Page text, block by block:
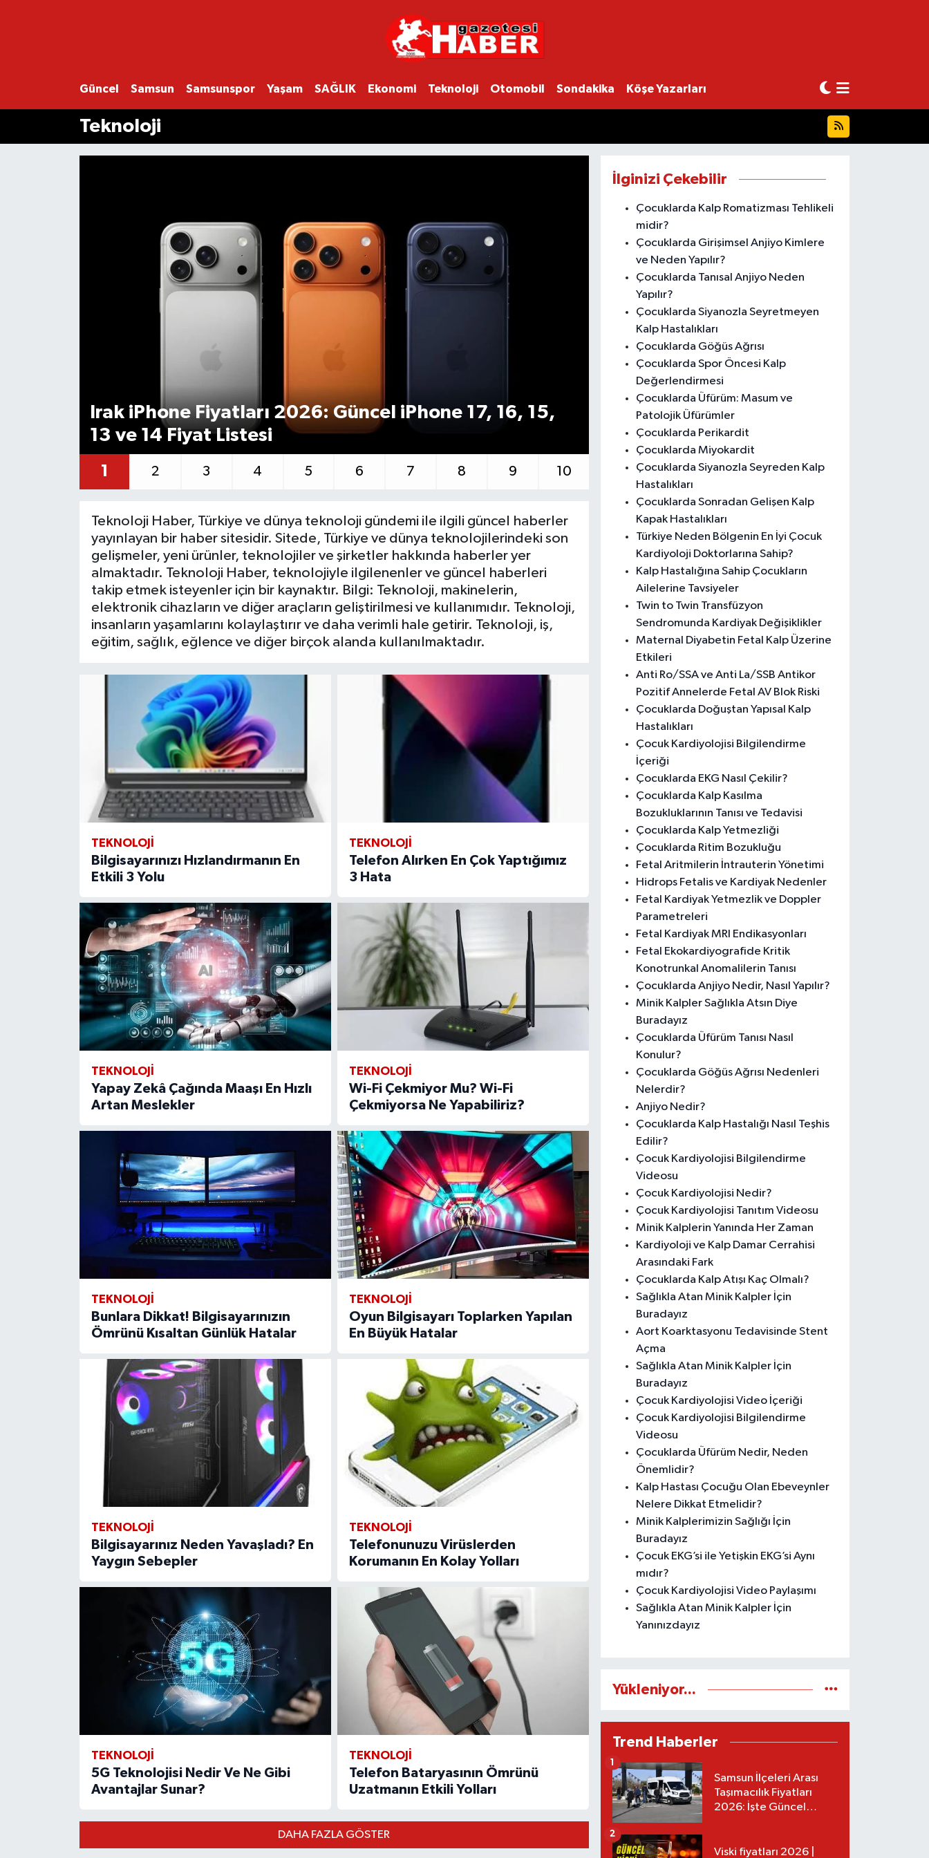
Güncel Samsun Samsunspor Yaşam SAĞLIK Ekonomi Teknoloji Otomobil Sondakika Köşe Yazarları
Teknoloji
Irak iPhone Fiyatları 2026: Güncel iPhone 17, 16, 15,
13 ve 14 Fiyat Listesi
Vergisiz iPhone Fiyatları 2026:
Kadar Öderdiniz?
1 2 3 4 5 6 7 8 9 10
Teknoloji Haber, Türkiye ve dünya teknoloji gündemi ile ilgili güncel haberler
yayınlayan bir haber sitesidir. Sitede, Türkiye ve dünya teknolojilerindeki son
gelişmeler, yeni ürünler, teknolojiler ve şirketler hakkında haberler yer
almaktadır. Teknoloji Haber, teknolojiyle ilgilenenler ve güncel haberleri
takip etmek isteyenler için bir kaynaktır. Bilgi: Teknoloji, makinelerin,
elektronik cihazların ve diğer araçların geliştirilmesi ve kullanımıdır. Teknoloji,
insanların yaşamlarını kolaylaştırır ve daha verimli hale getirir. Teknoloji, iş,
eğitim, sağlık, eğlence ve diğer birçok alanda kullanılmaktadır.
TEKNOLOJI
Bilgisayarınızı Hızlandırmanın En
Etkili 3 Yolu
TEKNOLOJI
Telefon Alırken En Çok Yaptığımız
3 Hata
TEKNOLOJI
Yapay Zekâ Çağında Maaşı En Hızlı
Artan Meslekler
TEKNOLOJI
Wi-Fi Çekmiyor Mu? Wi-Fi
Çekmiyorsa Ne Yapabiliriz?
TEKNOLOJI
Bunlara Dikkat! Bilgisayarınızın
Ömrünü Kısaltan Günlük Hatalar
TEKNOLOJI
Oyun Bilgisayarı Toplarken Yapılan
En Büyük Hatalar
TEKNOLOJI
Bilgisayarınız Neden Yavaşladı? En
Yaygın Sebepler
TEKNOLOJI
Telefonunuzu Virüslerden
Korumanın En Kolay Yolları
TEKNOLOJI
5G Teknolojisi Nedir Ve Ne Gibi
Avantajlar Sunar?
TEKNOLOJI
Telefon Bataryasının Ömrünü
Uzatmanın Etkili Yolları
DAHA FAZLA GÖSTER
İlginizi Çekebilir
Çocuklarda Kalp Romatizması Tehlikeli
midir?
Çocuklarda Girişimsel Anjiyo Kimlere
ve Neden Yapılır?
Çocuklarda Tanısal Anjiyo Neden
Yapılır?
Çocuklarda Siyanozla Seyretmeyen
Kalp Hastalıkları
Çocuklarda Göğüs Ağrısı
Çocuklarda Spor Öncesi Kalp
Değerlendirmesi
Çocuklarda Üfürüm: Masum ve
Patolojik Üfürümler
Çocuklarda Perikardit
Çocuklarda Miyokardit
Çocuklarda Siyanozla Seyreden Kalp
Hastalıkları
Çocuklarda Sonradan Gelişen Kalp
Kapak Hastalıkları
Türkiye Neden Bölgenin En İyi Çocuk
Kardiyoloji Doktorlarına Sahip?
Kalp Hastalığına Sahip Çocukların
Ailelerine Tavsiyeler
Twin to Twin Transfüzyon
Sendromunda Kardiyak Değişiklikler
Maternal Diyabetin Fetal Kalp Üzerine
Etkileri
Anti Ro/SSA ve Anti La/SSB Antikor
Pozitif Annelerde Fetal AV Blok Riski
Çocuklarda Doğuştan Yapısal Kalp
Hastalıkları
Çocuk Kardiyolojisi Bilgilendirme
İçeriği
Çocuklarda EKG Nasıl Çekilir?
Çocuklarda Kalp Kasılma
Bozukluklarının Tanısı ve Tedavisi
Çocuklarda Kalp Yetmezliği
Çocuklarda Ritim Bozukluğu
Fetal Aritmilerin İntrauterin Yönetimi
Hidrops Fetalis ve Kardiyak Nedenler
Fetal Kardiyak Yetmezlik ve Doppler
Parametreleri
Fetal Kardiyak MRI Endikasyonları
Fetal Ekokardiyografide Kritik
Konotrunkal Anomalilerin Tanısı
Çocuklarda Anjiyo Nedir, Nasıl Yapılır?
Minik Kalpler Sağlıkla Atsın Diye
Buradayız
Çocuklarda Üfürüm Tanısı Nasıl
Konulur?
Çocuklarda Göğüs Ağrısı Nedenleri
Nelerdir?
Anjiyo Nedir?
Çocuklarda Kalp Hastalığı Nasıl Teşhis
Edilir?
Çocuk Kardiyolojisi Bilgilendirme
Videosu
Çocuk Kardiyolojisi Nedir?
Çocuk Kardiyolojisi Tanıtım Videosu
Minik Kalplerin Yanında Her Zaman
Kardiyoloji ve Kalp Damar Cerrahisi
Arasındaki Fark
Çocuklarda Kalp Atışı Kaç Olmalı?
Sağlıkla Atan Minik Kalpler İçin
Buradayız
Aort Koarktasyonu Tedavisinde Stent
Açma
Sağlıkla Atan Minik Kalpler İçin
Buradayız
Çocuk Kardiyolojisi Video İçeriği
Çocuk Kardiyolojisi Bilgilendirme
Videosu
Çocuklarda Üfürüm Nedir, Neden
Önemlidir?
Kalp Hastası Çocuğu Olan Ebeveynler
Nelere Dikkat Etmelidir?
Minik Kalplerimizin Sağlığı İçin
Buradayız
Çocuk EKG’si ile Yetişkin EKG’si Aynı
mıdır?
Çocuk Kardiyolojisi Video Paylaşımı
Sağlıkla Atan Minik Kalpler İçin
Yanınızdayız
Yükleniyor...
Trend Haberler
Samsun İlçeleri Arası
Taşımacılık Fiyatları
2026: İşte Güncel
1
Viski fiyatları 2026 |
2
SAMSUN
SAMSUNSPOR
EKONOMİ